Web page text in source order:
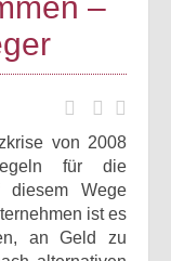
von 2008
für die
diesem Wege
ist es
an Geld zu